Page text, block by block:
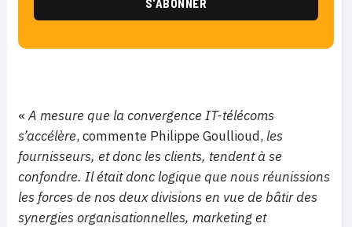
«A mesure que la convergence IT-télécoms
s’accélère, commente Philippe Goullioud, les
fournisseurs, et donc les clients, tendent à se
confondre. Il était donc logique que nous réunissions
les forces de nos deux divisions en vue de bâtir des
synergies organisationnelles, marketing et